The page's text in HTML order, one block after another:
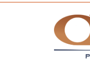
variantes.
opções
podem
ser
escolhidas